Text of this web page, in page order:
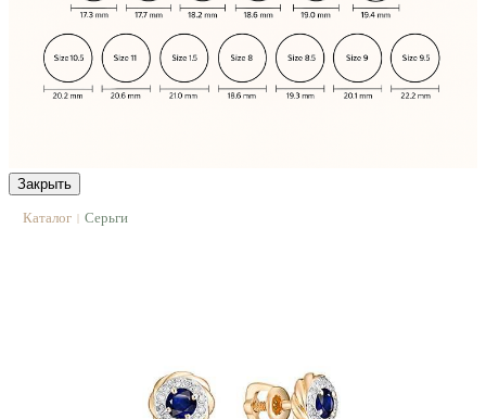
Закрыть
Каталог | Серьги